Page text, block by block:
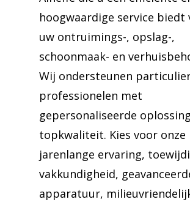
hoogwaardige service biedt
uw ontruimings-, opslag-,
schoonmaak- en
Wij ondersteunen
professionelen met
gepersonaliseerde
topkwaliteit. Kies voor onze
jarenlange ervaring,
vakkundigheid,
apparatuur,